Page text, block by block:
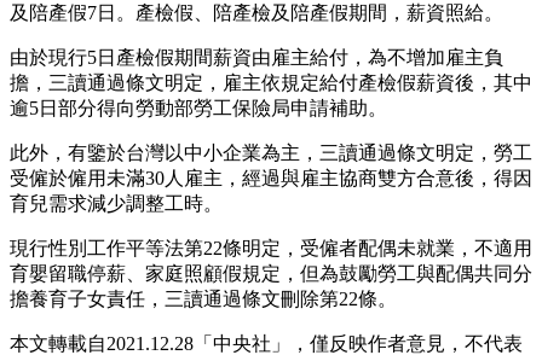
及陪產假7日。產檢假、陪產檢及陪產假期間，薪資照給。
由於現行5日產檢假期間薪資由雇主給付，為不增加雇主負
擔，三讀通過條文明定，雇主依規定給付產檢假薪資後，其中
逾5日部分得向勞動部勞工保險局申請補助。
此外，有鑒於台灣以中小企業為主，三讀通過條文明定，勞工
受僱於僱用未滿30人雇主，經過與雇主協商雙方合意後，得因
育兒需求減少調整工時。
現行性別工作平等法第22條明定，受僱者配偶未就業，不適用
育嬰留職停薪、家庭照顧假規定，但為鼓勵勞工與配偶共同分
擔養育子女責任，三讀通過條文刪除第22條。
本文轉載自2021.12.28「中央社」，僅反映作者意見，不代表